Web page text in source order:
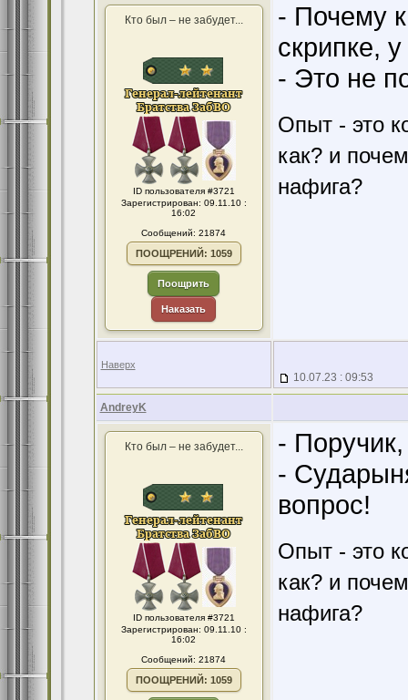
Кто был – не забудет...
ID пользователя #3721
Зарегистрирован: 09.11.10 :
16:02
Сообщений: 21874
ПООЩРЕНИЙ: 1059
Поощрить
Наказать
- Почему
скрипке,
- Это не
Опыт - это
как? и
нафига?
Наверх
10.07.23 : 09:53
AndreyK
Кто был – не забудет...
ID пользователя #3721
Зарегистрирован: 09.11.10 :
16:02
Сообщений: 21874
ПООЩРЕНИЙ: 1059
-
-
вопрос!
Опыт - это
как? и
нафига?